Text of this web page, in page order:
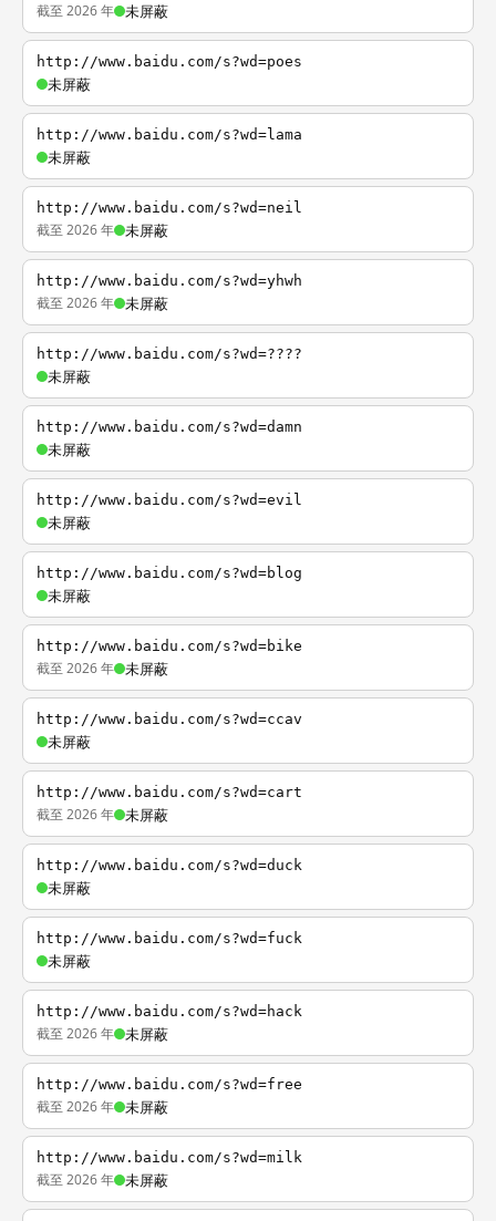
截至 2026 年 未屏蔽
http://www.baidu.com/s?wd=poes
未屏蔽
http://www.baidu.com/s?wd=lama
未屏蔽
http://www.baidu.com/s?wd=neil
截至 2026 年 未屏蔽
http://www.baidu.com/s?wd=yhwh
截至 2026 年 未屏蔽
http://www.baidu.com/s?wd=????
未屏蔽
http://www.baidu.com/s?wd=damn
未屏蔽
http://www.baidu.com/s?wd=evil
未屏蔽
http://www.baidu.com/s?wd=blog
未屏蔽
http://www.baidu.com/s?wd=bike
截至 2026 年 未屏蔽
http://www.baidu.com/s?wd=ccav
未屏蔽
http://www.baidu.com/s?wd=cart
截至 2026 年 未屏蔽
http://www.baidu.com/s?wd=duck
未屏蔽
http://www.baidu.com/s?wd=fuck
未屏蔽
http://www.baidu.com/s?wd=hack
截至 2026 年 未屏蔽
http://www.baidu.com/s?wd=free
截至 2026 年 未屏蔽
http://www.baidu.com/s?wd=milk
截至 2026 年 未屏蔽